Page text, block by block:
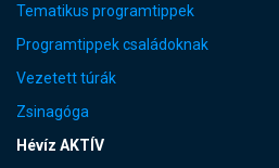
Tematikus programtippek
Programtippek családoknak
Vezetett túrák
Zsinagóga
Hévíz AKTÍV